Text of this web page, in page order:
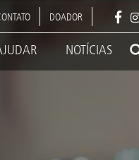
DOADOR
NOTÍCIAS